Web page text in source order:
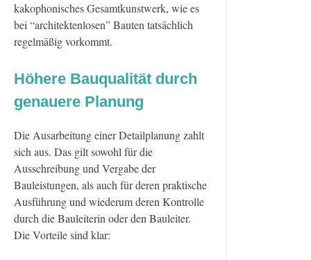
kakophonisches Gesamtkunstwerk, wie es
bei “architektenlosen” Bauten tatsächlich
regelmäßig vorkommt.
Höhere Bauqualität durch
genauere Planung
Die Ausarbeitung einer Detailplanung zahlt
sich aus. Das gilt sowohl für die
Ausschreibung und Vergabe der
Bauleistungen, als auch für deren praktische
Ausführung und wiederum deren Kontrolle
durch die Bauleiterin oder den Bauleiter.
Die Vorteile sind klar: